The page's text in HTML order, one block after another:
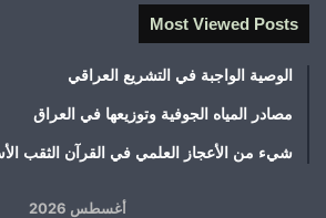
Most Viewed Posts
الوصية الواجبة في التشريع العراقي
مصادر المياه الجوفية وتوزيعها في العراق
شيء من الأعجاز العلمي في القرآن الثقب
أغسطس 2026